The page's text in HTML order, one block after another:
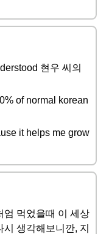
현우 씨의
of normal korean
it helps me grow
엄 먹었을때 이 세상
생각해보니깐, 지